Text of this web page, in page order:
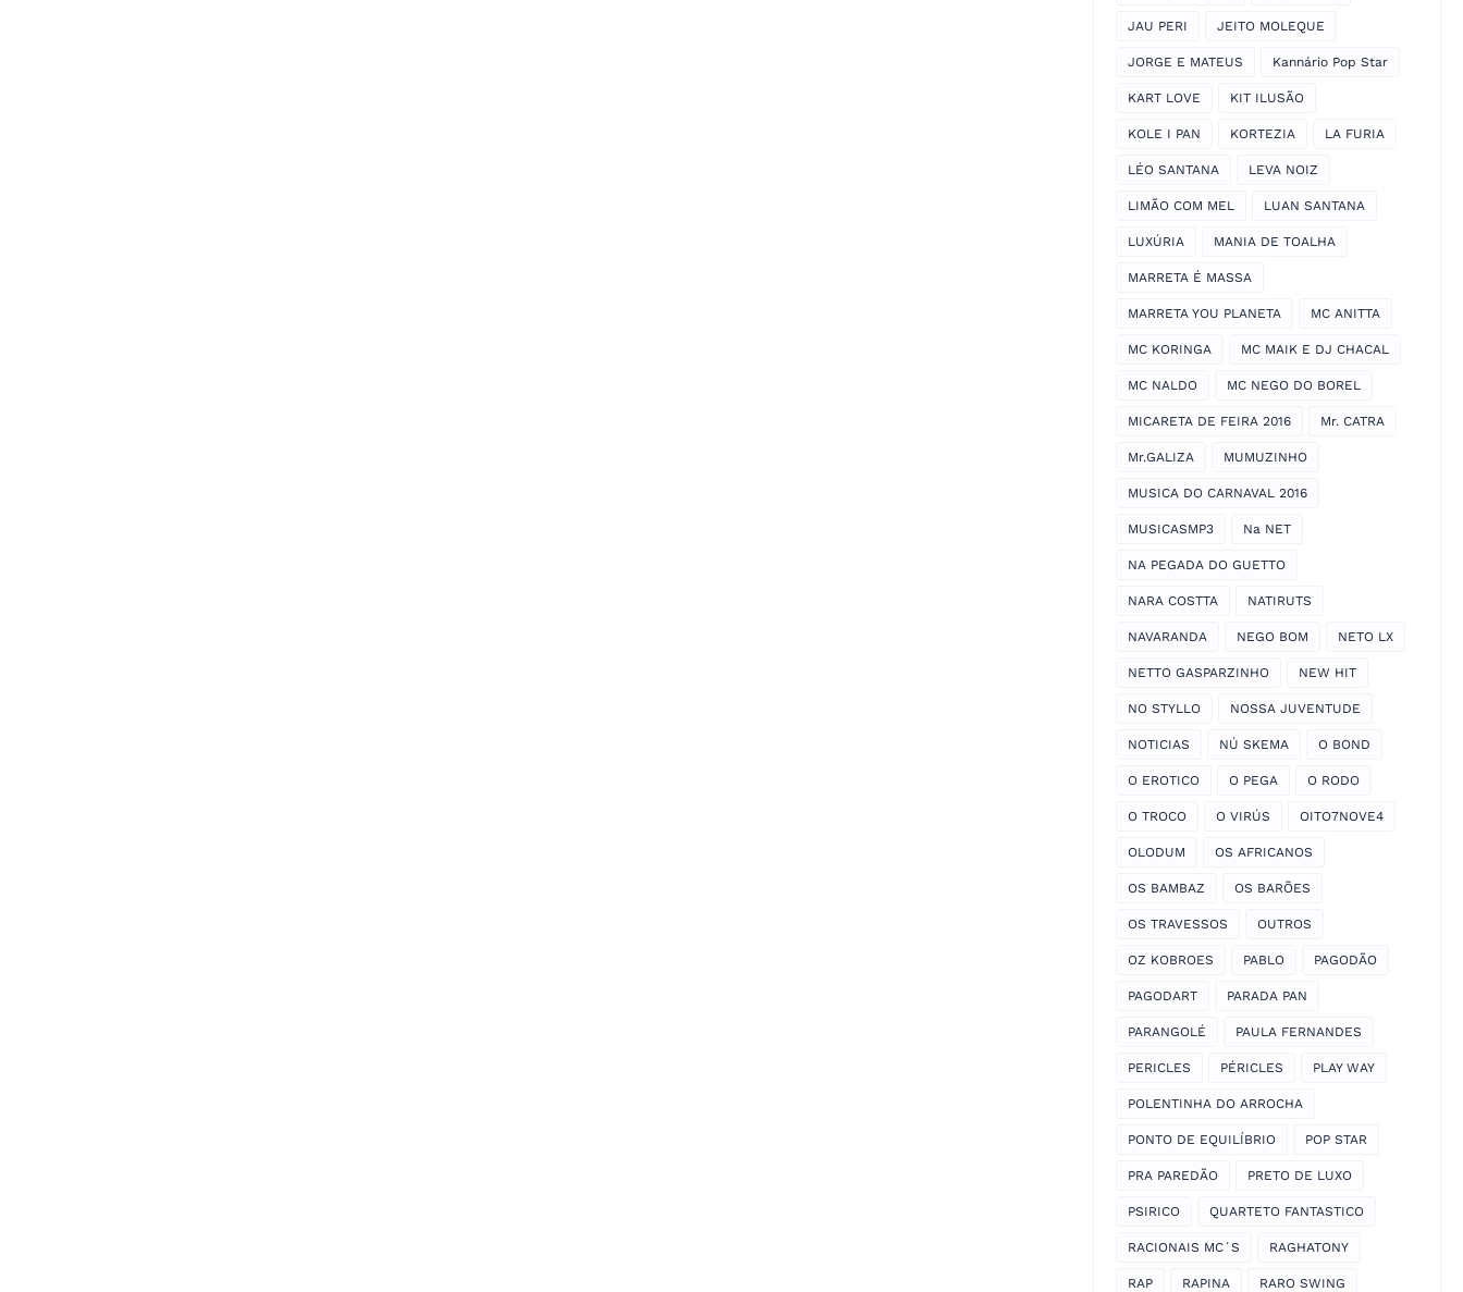
JAU PERI JEITO MOLEQUE
JORGE E MATEUS Kannário Pop Star
KART LOVE KIT ILUSÃO
KOLE I PAN KORTEZIA LA FURIA
LÉO SANTANA LEVA NOIZ
LIMÃO COM MEL LUAN SANTANA
LUXÚRIA MANIA DE TOALHA
MARRETA É MASSA
MARRETA YOU PLANETA MC ANITTA
MC KORINGA MC MAIK E DJ CHACAL
MC NALDO MC NEGO DO BOREL
MICARETA DE FEIRA 2016 Mr. CATRA
Mr.GALIZA MUMUZINHO
MUSICA DO CARNAVAL 2016
MUSICASMP3 Na NET
NA PEGADA DO GUETTO
NARA COSTTA NATIRUTS
NAVARANDA NEGO BOM NETO LX
NETTO GASPARZINHO NEW HIT
NO STYLLO NOSSA JUVENTUDE
NOTICIAS NÚ SKEMA O BOND
O EROTICO O PEGA O RODO
O TROCO O VIRÚS OITO7NOVE4
OLODUM OS AFRICANOS
OS BAMBAZ OS BARÕES
OS TRAVESSOS OUTROS
OZ KOBROES PABLO PAGODÃO
PAGODART PARADA PAN
PARANGOLÉ PAULA FERNANDES
PERICLES PÉRICLES PLAY WAY
POLENTINHA DO ARROCHA
PONTO DE EQUILÍBRIO POP STAR
PRA PAREDÃO PRETO DE LUXO
PSIRICO QUARTETO FANTASTICO
RACIONAIS MC´S RAGHATONY
RAP RAPINA RARO SWING